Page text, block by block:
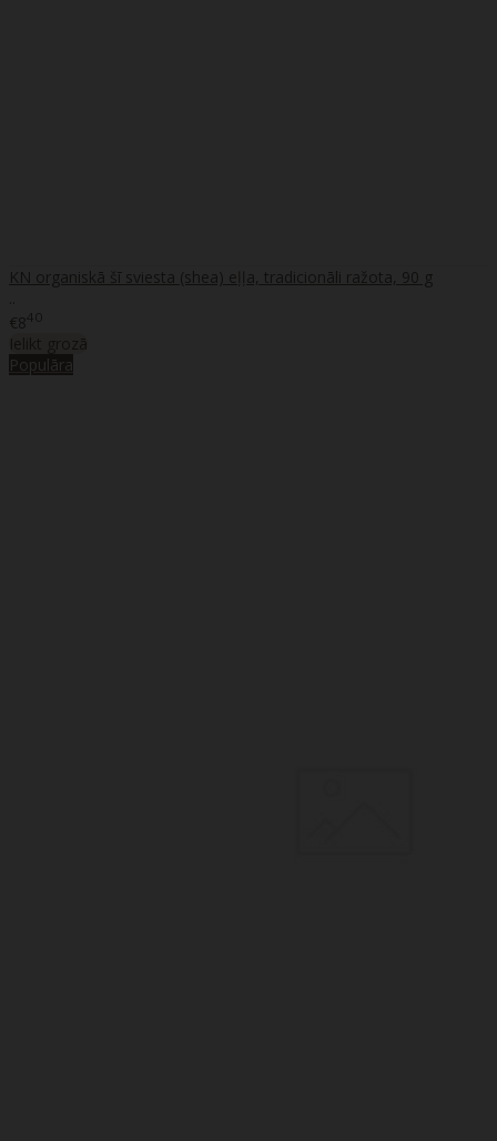
KN organiskā šī sviesta (shea) eļļa, tradicionāli ražota, 90 g
€8 40
Ielikt grozā
Populāra